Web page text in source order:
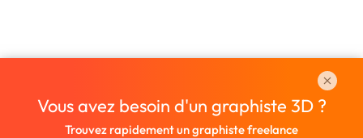
Vous avez besoin d'un graphiste 3D ?
Trouvez rapidement un graphiste freelance